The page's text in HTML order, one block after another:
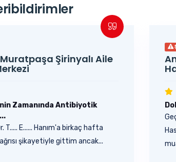
Şirinyalı Aile
Zamanında Antibiyotik
T..... E...... Hanım'a birkaç hafta
şikayetiyle gittim ancak...